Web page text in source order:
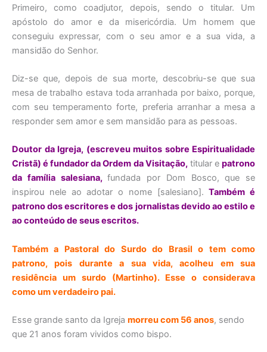
Primeiro, como coadjutor, depois, sendo o titular. Um
apóstolo do amor e da misericórdia. Um homem que
conseguiu expressar, com o seu amor e a sua vida, a
mansidão do Senhor.
Diz-se que, depois de sua morte, descobriu-se que sua
mesa de trabalho estava toda arranhada por baixo, porque,
com seu temperamento forte, preferia arranhar a mesa a
responder sem amor e sem mansidão para as pessoas.
Doutor da Igreja, (escreveu muitos sobre Espiritualidade
Cristã) é fundador da Ordem da Visitação, titular epatrono
da família salesiana, fundada por Dom Bosco, que se
inspirou nele ao adotar o nome [salesiano].Também é
patrono dos escritores e dos jornalistas devido ao estilo e
ao conteúdo de seus escritos.
Também a Pastoral do Surdo do Brasil o tem como
patrono, pois durante a sua vida, acolheu em sua
residência um surdo (Martinho). Esse o considerava
como um verdadeiro pai.
Esse grande santo da Igreja morreu com 56 anos, sendo
que 21 anos foram vividos como bispo.